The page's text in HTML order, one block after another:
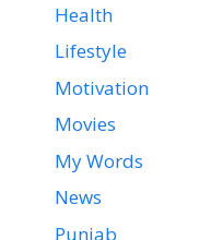
Health
Lifestyle
Motivation
Movies
My Words
News
Punjab